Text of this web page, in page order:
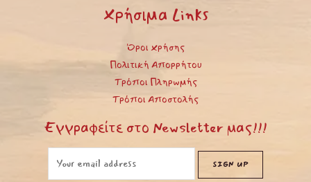
Χρήσιμα Links
Όροι Χρήσης
Πολιτική Απορρήτου
Τρόποι Πληρωμής
Τρόποι Αποστολής
Εγγραφείτε στο Newsletter μας!!!